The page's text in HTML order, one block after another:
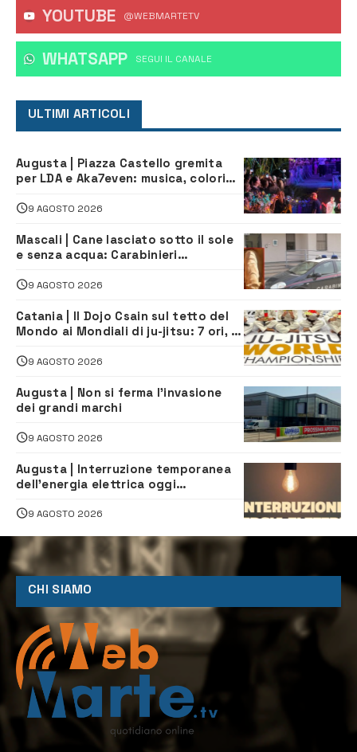
YOUTUBE @WEBMARTETV
WHATSAPP ‎SEGUI IL CANALE
ULTIMI ARTICOLI
Augusta | Piazza Castello gremita
per LDA e Aka7even: musica, colori
9 AGOSTO 2026
Mascali | Cane lasciato sotto il sole
e senza acqua: Carabinieri
9 AGOSTO 2026
Catania | Il Dojo Csain sul tetto del
Mondo ai Mondiali di ju-jitsu: 7 ori, 4
9 AGOSTO 2026
Augusta | Non si ferma l’invasione
dei grandi marchi
9 AGOSTO 2026
Augusta | Interruzione temporanea
dell’energia elettrica oggi
lavori
9 AGOSTO 2026
CHI SIAMO